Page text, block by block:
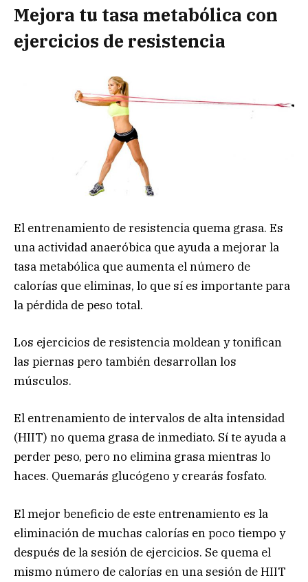
Mejora tu tasa metabólica con
ejercicios de resistencia
El entrenamiento de resistencia quema grasa. Es
una actividad anaeróbica que ayuda a mejorar la
tasa metabólica que aumenta el número de
calorías que eliminas, lo que sí es importante para
la pérdida de peso total.
Los ejercicios de resistencia moldean y tonifican
las piernas pero también desarrollan los
músculos.
El entrenamiento de intervalos de alta intensidad
(HIIT) no quema grasa de inmediato. Sí te ayuda a
perder peso, pero no elimina grasa mientras lo
haces. Quemarás glucógeno y crearás fosfato.
El mejor beneficio de este entrenamiento es la
eliminación de muchas calorías en poco tiempo y
después de la sesión de ejercicios. Se quema el
mismo número de calorías en una sesión de HIIT